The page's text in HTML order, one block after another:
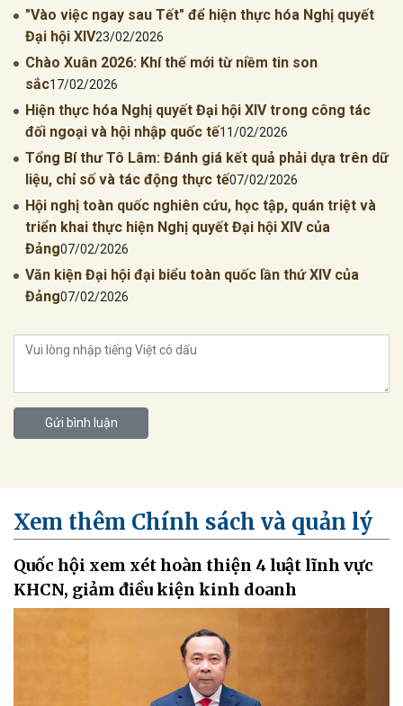
"Vào việc ngay sau Tết" để hiện thực hóa Nghị quyết
Đại hội XIV23/02/2026
Chào Xuân 2026: Khí thế mới từ niềm tin son
sắc17/02/2026
Hiện thực hóa Nghị quyết Đại hội XIV trong công tác
đối ngoại và hội nhập quốc tế11/02/2026
Tổng Bí thư Tô Lâm: Đánh giá kết quả phải dựa trên dữ
liệu, chỉ số và tác động thực tế07/02/2026
Hội nghị toàn quốc nghiên cứu, học tập, quán triệt và
triển khai thực hiện Nghị quyết Đại hội XIV của
Đảng07/02/2026
Văn kiện Đại hội đại biểu toàn quốc lần thứ XIV của
Đảng07/02/2026
Gửi bình luận
Xem thêm Chính sách và quản lý
Quốc hội xem xét hoàn thiện 4 luật lĩnh vực
KHCN, giảm điều kiện kinh doanh